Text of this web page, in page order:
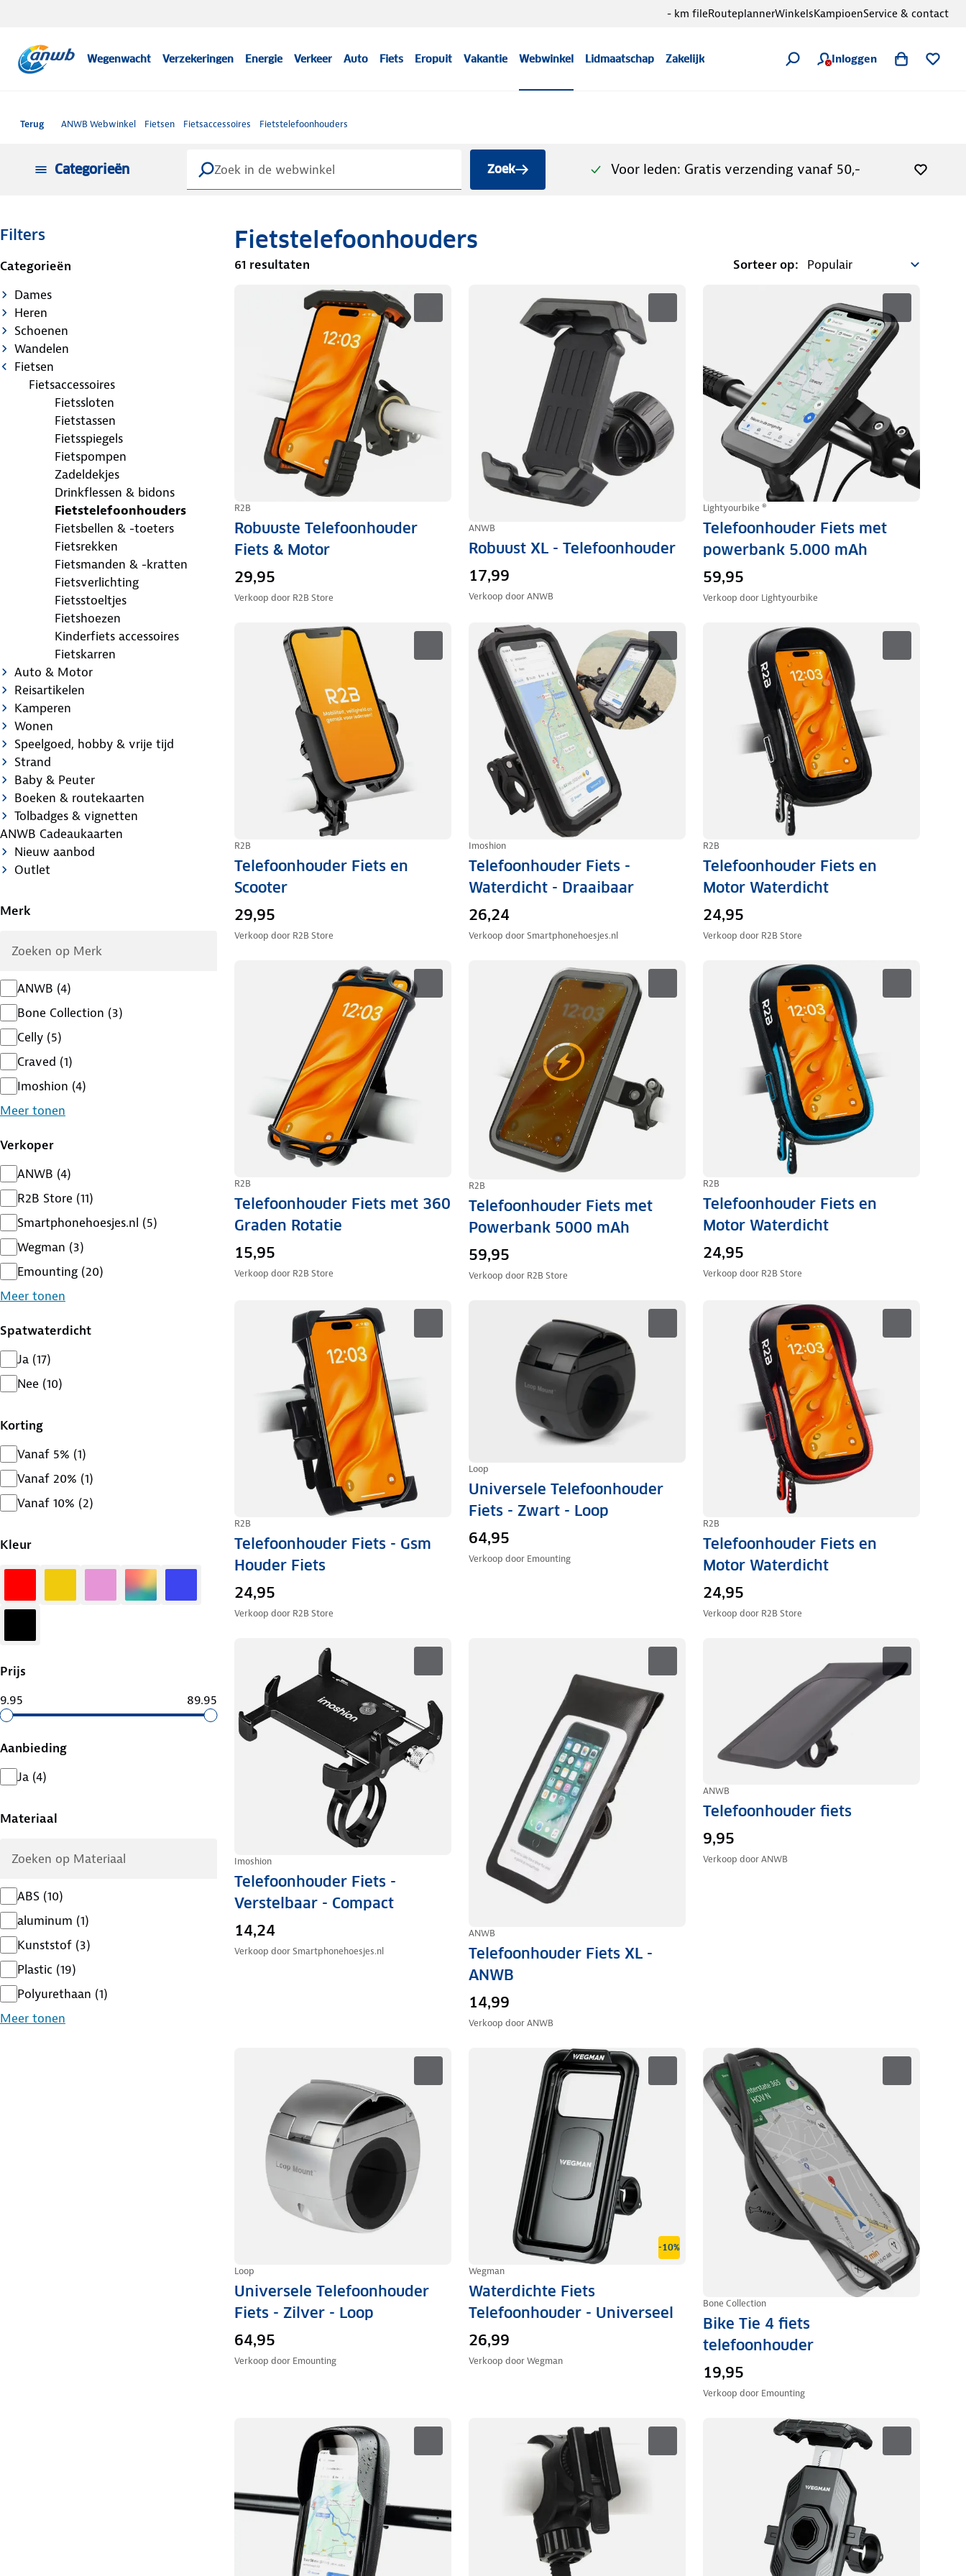
Wegenwacht Verzekeringen Energie Verkeer Auto Fiets Eropuit Vakantie Webwinkel Lidmaatschap Zakelijk Inloggen
- km fileRouteplannerWinkelsKampioenService & contact
Terug ANWB Webwinkel Fietsen Fietsaccessoires Fietstelefoonhouders
Categorieën Zoek Voor leden: Gratis verzending vanaf 50,-
Filters
Categorieën
Dames
Heren
Schoenen
Wandelen
Fietsen
Fietsaccessoires
Fietssloten
Fietstassen
Fietsspiegels
Fietspompen
Zadeldekjes
Drinkflessen & bidons
Fietstelefoonhouders
Fietsbellen & -toeters
Fietsrekken
Fietsmanden & -kratten
Fietsverlichting
Fietsstoeltjes
Fietshoezen
Kinderfiets accessoires
Fietskarren
Auto & Motor
Reisartikelen
Kamperen
Wonen
Speelgoed, hobby & vrije tijd
Strand
Baby & Peuter
Boeken & routekaarten
Tolbadges & vignetten
ANWB Cadeaukaarten
Nieuw aanbod
Outlet
Merk
ANWB (4)
Bone Collection (3)
Celly (5)
Craved (1)
Imoshion (4)
Meer tonen
Verkoper
ANWB (4)
R2B Store (11)
Smartphonehoesjes.nl (5)
Wegman (3)
Emounting (20)
Meer tonen
Spatwaterdicht
Ja (17)
Nee (10)
Korting
Vanaf 5% (1)
Vanaf 20% (1)
Vanaf 10% (2)
Kleur
Diversen
Prijs
9.95
89.95
Aanbieding
Ja (4)
Materiaal
ABS (10)
aluminum (1)
Kunststof (3)
Plastic (19)
Polyurethaan (1)
Meer tonen
Fietstelefoonhouders
61 resultaten Sorteer op:
R2B
Robuuste Telefoonhouder
Fiets & Motor
29,95
Verkoop door R2B Store
ANWB
Robuust XL - Telefoonhouder
17,99
Verkoop doorANWB
Lightyourbike ®
Telefoonhouder Fiets met
powerbank 5.000 mAh
59,95
Verkoop door Lightyourbike
R2B
Telefoonhouder Fiets en
Scooter
29,95
Verkoop door R2B Store
Imoshion
Telefoonhouder Fiets -
Waterdicht - Draaibaar
26,24
Verkoop doorSmartphonehoesjes.nl
R2B
Telefoonhouder Fiets en
Motor Waterdicht
24,95
Verkoop door R2B Store
R2B
Telefoonhouder Fiets met 360
Graden Rotatie
15,95
Verkoop door R2B Store
R2B
Telefoonhouder Fiets met
Powerbank 5000 mAh
59,95
Verkoop door R2B Store
R2B
Telefoonhouder Fiets en
Motor Waterdicht
24,95
Verkoop door R2B Store
R2B
Telefoonhouder Fiets - Gsm
Houder Fiets
24,95
Verkoop door R2B Store
Loop
Universele Telefoonhouder
Fiets - Zwart - Loop
64,95
Verkoop door Emounting
R2B
Telefoonhouder Fiets en
Motor Waterdicht
24,95
Verkoop door R2B Store
Imoshion
Telefoonhouder Fiets -
Verstelbaar - Compact
14,24
Verkoop doorSmartphonehoesjes.nl
ANWB
Telefoonhouder Fiets XL -
ANWB
14,99
Verkoop doorANWB
ANWB
Telefoonhouder fiets
9,95
Verkoop doorANWB
Loop
Universele Telefoonhouder
Fiets - Zilver - Loop
64,95
Verkoop door Emounting
-10%
Wegman
Waterdichte Fiets
Telefoonhouder - Universeel
26,99
Verkoop doorWegman
Bone Collection
Bike Tie 4 fiets
telefoonhouder
19,95
Verkoop door Emounting